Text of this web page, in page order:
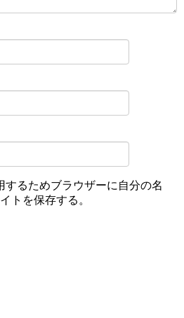
するためブラウザーに自分の名
トを保存する。